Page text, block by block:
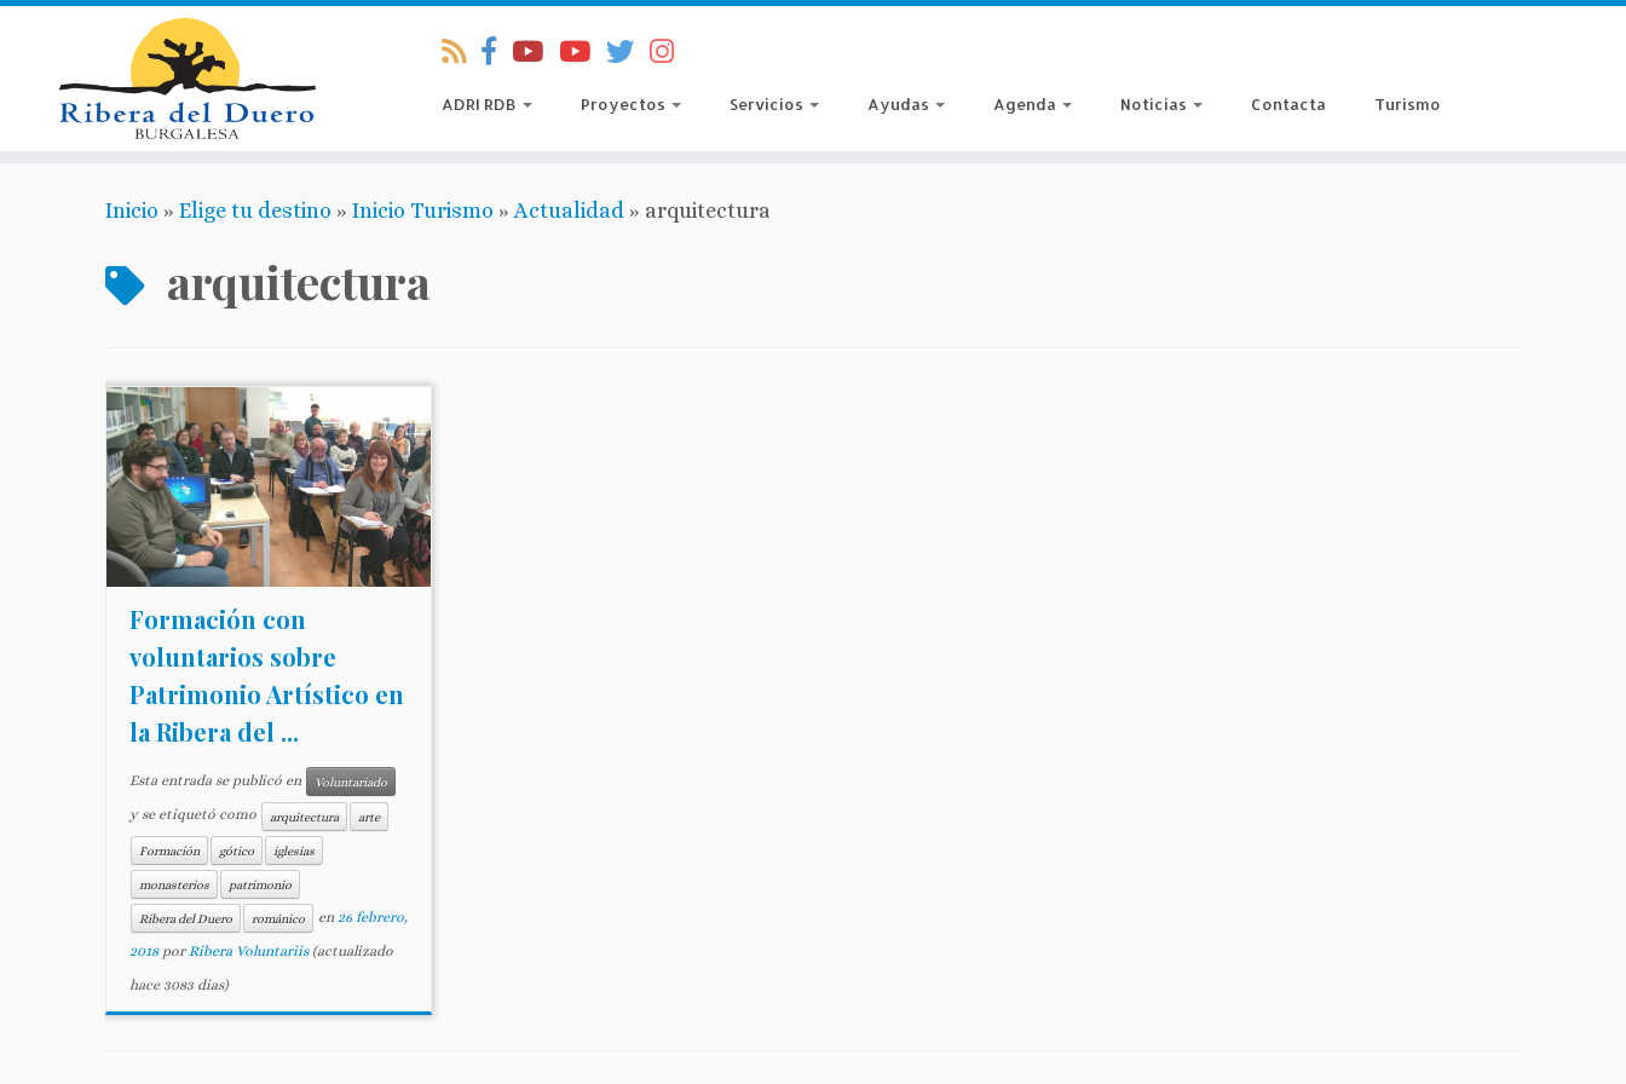
ADRI RDB Proyectos Servicios Ayudas Agenda Noticias Contacta Turismo
Inicio » Elige tu destino » Inicio Turismo » Actualidad » arquitectura
arquitectura
Formación con
voluntarios sobre
Patrimonio Artístico en
la Ribera del ...
Esta entrada se publicó en Voluntariado
y se etiquetó como arquitectura arte
Formación gótico iglesias
monasterios patrimonio
Ribera del Duero románico en 26 febrero,
2018 porRibera Voluntariis(actualizado
hace 3083 dias)